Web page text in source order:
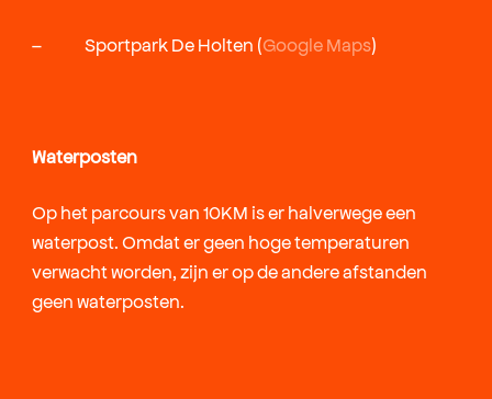
– Sportpark De Holten (Google Maps)
Waterposten
Op het parcours van 10KM is er halverwege een
waterpost. Omdat er geen hoge temperaturen
verwacht worden, zijn er op de andere afstanden
geen waterposten.